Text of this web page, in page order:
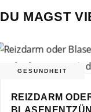
DU MAGST
GESUNDHEIT
REIZDARM